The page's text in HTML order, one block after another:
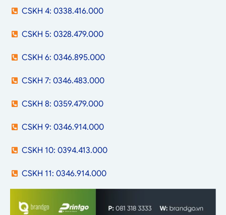
CSKH 4: 0338.416.000
CSKH 5: 0328.479.000
CSKH 6: 0346.895.000
CSKH 7: 0346.483.000
CSKH 8: 0359.479.000
CSKH 9: 0346.914.000
CSKH 10: 0394.413.000
CSKH 11: 0346.914.000